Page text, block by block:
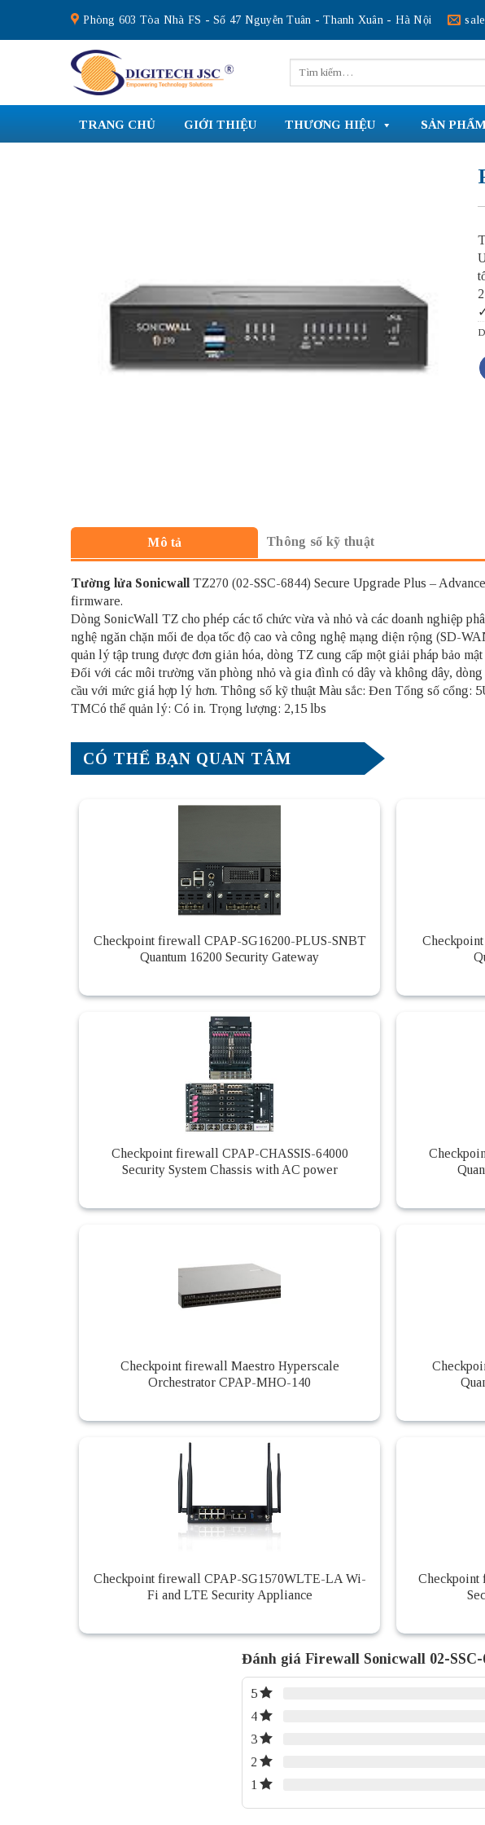
content
Phòng 603 Tòa Nhà FS - Số 47 Nguyễn Tuân - Thanh Xuân - Hà Nội
kiếm:
TRANG CHỦ GIỚI THIỆU THƯƠNG HIỆU SẢN
Mô tả Thông số kỹ thuật
Tường lửa Sonicwall TZ270 (02-SSC-6844) Secure Upgrade Plus –
firmware.
Dòng SonicWall TZ cho phép các tổ chức vừa và nhỏ và các doanh nghiệp
nghệ ngăn chặn mối đe dọa tốc độ cao và công nghệ mạng diện rộng (SD-
quản lý tập trung được đơn giản hóa, dòng TZ cung cấp một giải pháp bảo
Đối với các môi trường văn phòng nhỏ và gia đình có dây và không dây,
cầu với mức giá hợp lý hơn. Thông số kỹ thuật Màu sắc: Đen Tổng số cổng:
TMCó thể quản lý: Có in. Trọng lượng: 2,15 lbs
CÓ THỂ BẠN QUAN TÂM
Checkpoint firewall CPAP-SG16200-PLUS-SNBT
Quantum 16200 Security Gateway
Checkpoint firewall CPAP-CHASSIS-64000
Security System Chassis with AC power
Checkpoint firewall Maestro Hyperscale
Orchestrator CPAP-MHO-140
Checkpoint firewall CPAP-SG1570WLTE-LA Wi-
Fi and LTE Security Appliance
Checkpoint
Đánh giá Firewall Sonicwall 02-SSC-
5
4
3
2
1